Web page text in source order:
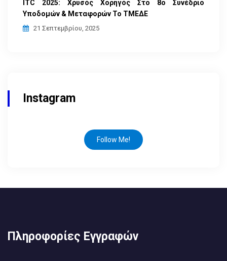
ITC 2025: Χρυσός Χορηγός Στο 8ο Συνέδριο
Υποδομών & Μεταφορών Το ΤΜΕΔΕ
21 Σεπτεμβρίου, 2025
Instagram
Follow Me!
Πληροφορίες Εγγραφών